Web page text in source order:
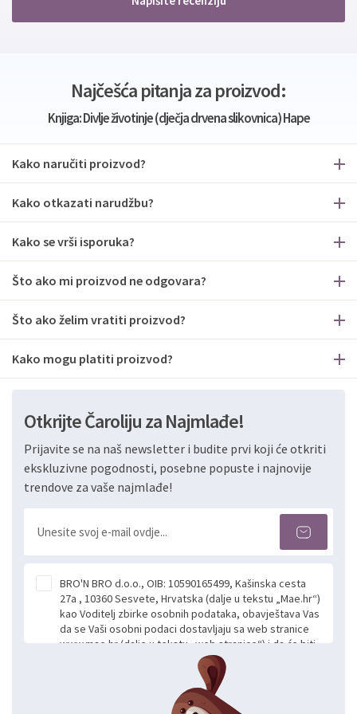
Najčešća pitanja za proizvod:
Knjiga: Divlje životinje (dječja drvena slikovnica) Hape
Kako naručiti proizvod?
Kako otkazati narudžbu?
Kako se vrši isporuka?
Što ako mi proizvod ne odgovara?
Što ako želim vratiti proizvod?
Kako mogu platiti proizvod?
Otkrijte Čaroliju za Najmlađe!
Prijavite se na naš newsletter i budite prvi koji će otkriti
ekskluzivne pogodnosti, posebne popuste i najnovije
trendove za vaše najmlađe!
BRO'N BRO d.o.o., OIB: 10590165499, Kašinska cesta
27a , 10360 Sesvete, Hrvatska (dalje u tekstu „Mae.hr“)
kao Voditelj zbirke osobnih podataka, obavještava Vas
da se Vaši osobni podaci dostavljaju sa web stranice
www.mae.hr (dalje u tekstu „web stranice“) i da će biti
obrađeni. Prihvaćanjem ove Izjave smatra se da
slobodno i izričito dajete privolu za prikupljanje i daljnju
obradu Vaših osobnih podataka koje ustupate Mae.hr
putem ovih web stranica u svrhu odgovora i daljnje